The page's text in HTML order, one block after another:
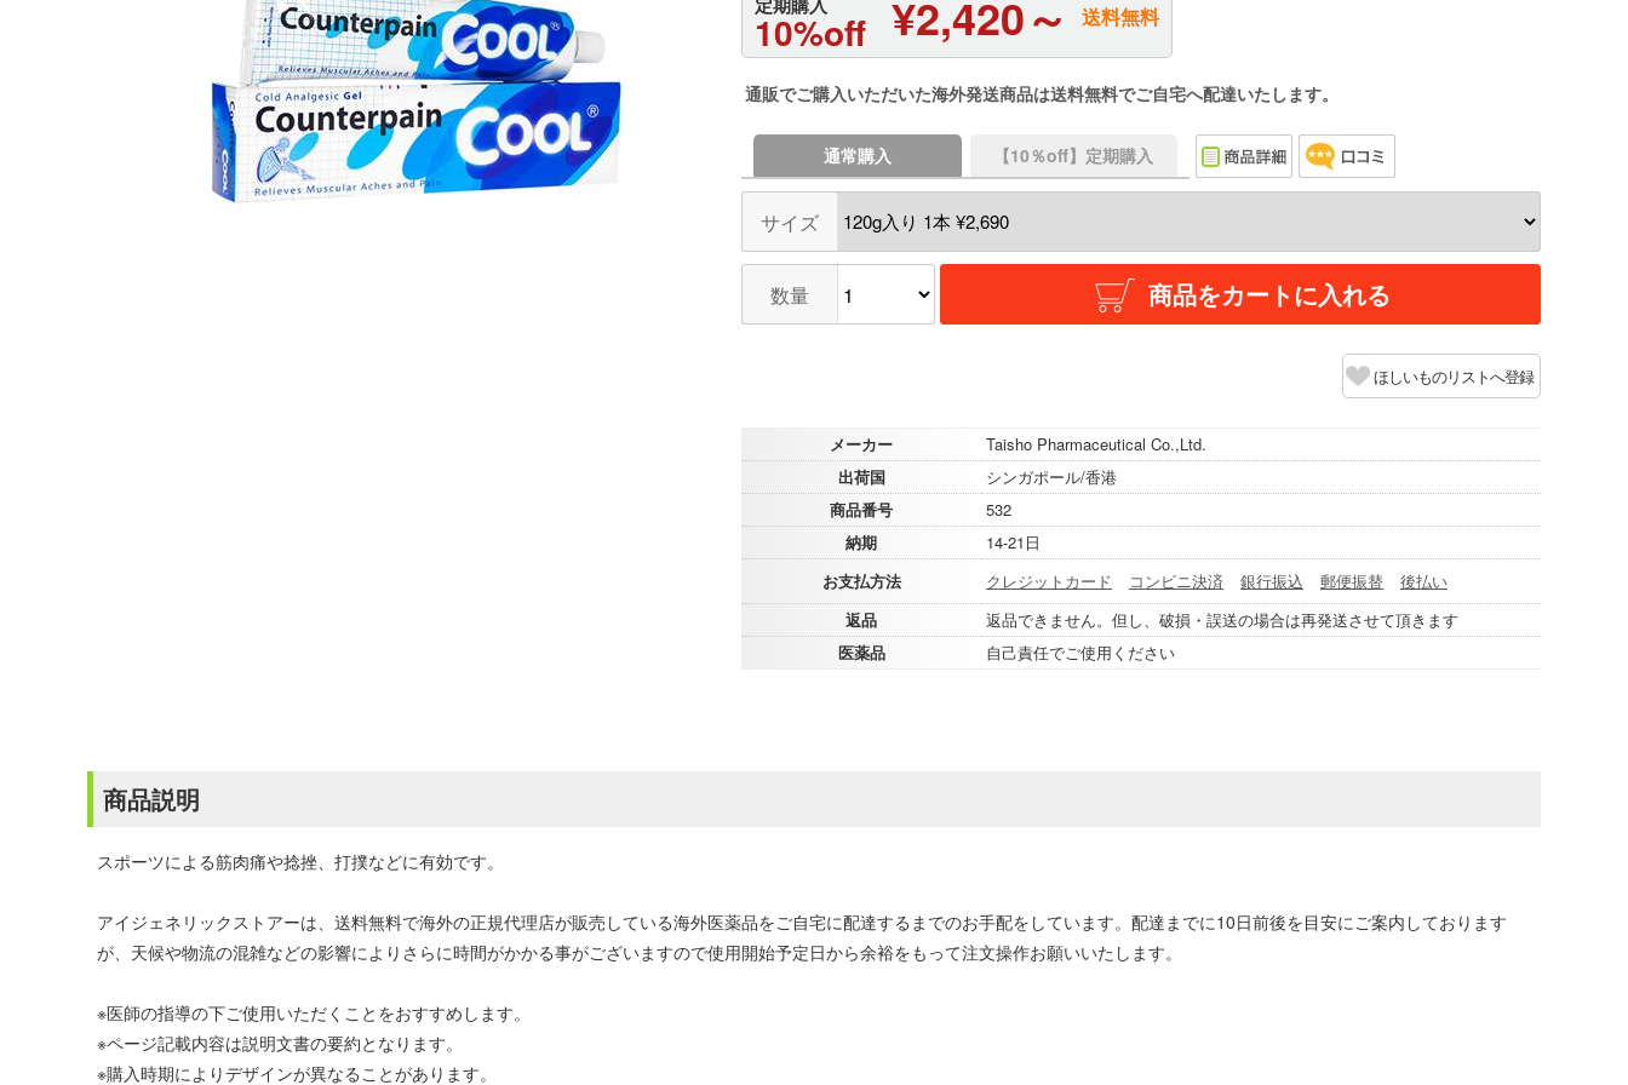
10%off ¥2,420～ 送料無料
通販でご購入いただいた海外発送商品は送料無料でご自宅へ配達いたします。
通常購入 【10％off】定期購入
サイズ
数量 商品をカートに入れる
ほしいものリストへ登録
メーカー
Taisho Pharmaceutical Co.,Ltd.
出荷国
シンガポール/香港
商品番号
532
納期
14-21日
お支払方法
クレジットカード コンビニ決済 銀行振込 郵便振替
後払い
返品
返品できません。但し、破損・誤送の場合は再発送させて頂きます
医薬品
自己責任でご使用ください
商品説明
スポーツによる筋肉痛や捻挫、打撲などに有効です。
アイジェネリックストアーは、送料無料で海外の正規代理店が販売している海外医薬品をご自宅に配達するまでのお手配をしています。配達までに10日前後を目安にご案内しております
が、天候や物流の混雑などの影響によりさらに時間がかかる事がございますので使用開始予定日から余裕をもって注文操作お願いいたします。
※医師の指導の下ご使用いただくことをおすすめします。
※ページ記載内容は説明文書の要約となります。
※購入時期によりデザインが異なることがあります。